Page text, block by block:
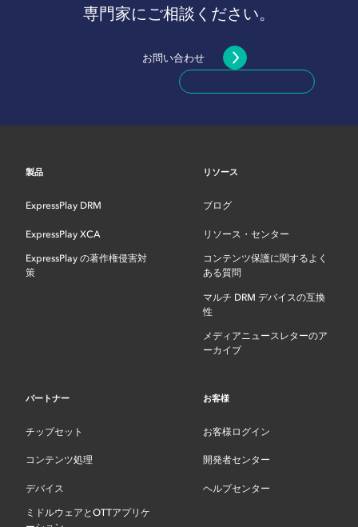
専門家にご相談ください。
お問い合わせ
製品
ExpressPlay DRM
ExpressPlay XCA
ExpressPlay の著作権侵害対
策
リソース
ブログ
リソース・センター
コンテンツ保護に関するよく
ある質問
マルチ DRM デバイスの互換
性
メディアニュースレターのア
ーカイブ
パートナー
チップセット
コンテンツ処理
デバイス
ミドルウェアとOTTアプリケ
お客様
お客様ログイン
開発者センター
ヘルプセンター